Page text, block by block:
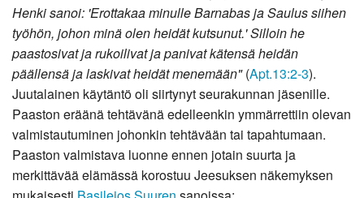
Henki sanoi: 'Erottakaa minulle Barnabas ja Saulus siihen
työhön, johon minä olen heidät kutsunut.' Silloin he
paastosivat ja rukoilivat ja panivat kätensä heidän
päällensä ja laskivat heidät menemään"(Apt.13:2-3).
Juutalainen käytäntö oli siirtynyt seurakunnan jäsenille.
Paaston eräänä tehtävänä edelleenkin ymmärrettiin olevan
valmistautuminen johonkin tehtävään tai tapahtumaan.
Paaston valmistava luonne ennen jotain suurta ja
merkittävää elämässä korostuu Jeesuksen näkemyksen